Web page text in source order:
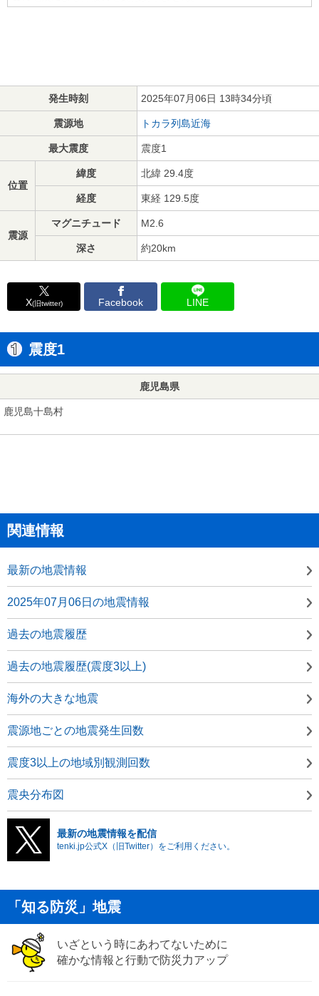
発生時刻 2025年07月06日 13時34分頃
震源地 トカラ列島近海
最大震度 震度1
位置
緯度 北緯 29.4度
経度 東経 129.5度
震源
マグニチュード M2.6
深さ 約20km
X(旧twitter) Facebook LINE
震度1
鹿児島県
鹿児島十島村
関連情報
最新の地震情報
2025年07月06日の地震情報
過去の地震履歴
過去の地震履歴(震度3以上)
海外の大きな地震
震源地ごとの地震発生回数
震度3以上の地域別観測回数
震央分布図
最新の地震情報を配信
tenki.jp公式X（旧Twitter）をご利用ください。
「知る防災」地震
いざという時にあわてないために
確かな情報と行動で防災力アップ